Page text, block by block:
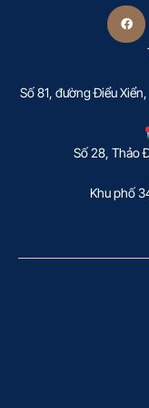
Số 81, đường Điểu
Số 28, Thảo
Khu phố